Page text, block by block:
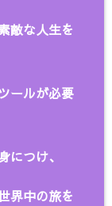
敵な人生を
ールが必要
つけ、
界中の旅を